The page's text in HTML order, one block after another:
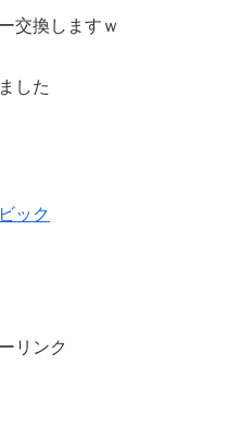
交換しますｗ
した
リンク